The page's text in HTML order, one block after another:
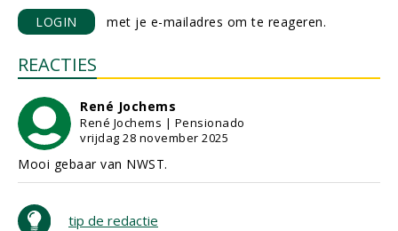
LOGIN met je e-mailadres om te reageren.
REACTIES
René Jochems
René Jochems | Pensionado
vrijdag 28 november 2025
Mooi gebaar van NWST.
tip de redactie